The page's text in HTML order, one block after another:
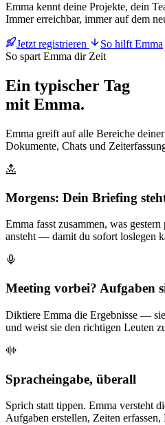
Emma kennt deine Projekte, dein
Immer erreichbar, immer auf dem
Jetzt registrieren
So hilft Emma
So spart Emma dir Zeit
Ein typischer Tag
mit Emma.
Emma greift auf alle Bereiche
Dokumente, Chats und
Morgens: Dein Briefing
Emma fasst zusammen, was
ansteht — damit du sofort loslegen
Meeting vorbei? Aufgaben
Diktiere Emma die Ergebnisse —
und weist sie den richtigen Leuten
Spracheingabe, überall
Sprich statt tippen. Emma versteht
Aufgaben erstellen, Zeiten